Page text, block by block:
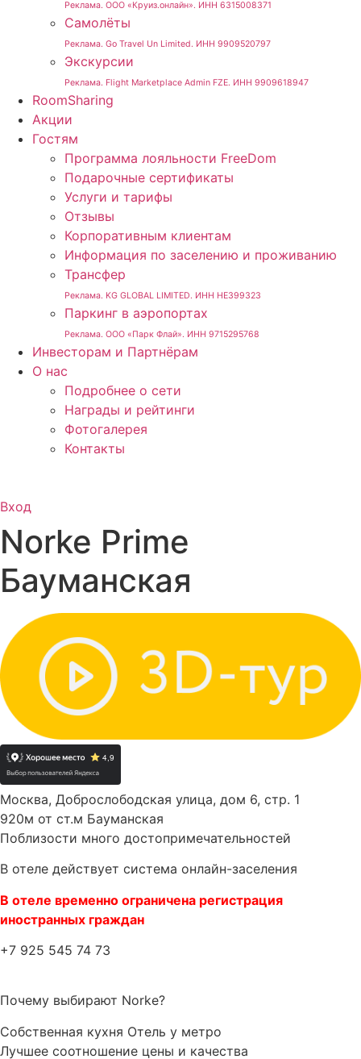
Реклама. ООО «Круиз.онлайн». ИНН 6315008371
Самолёты
Реклама. Go Travel Un Limited. ИНН 9909520797
Экскурсии
Реклама. Flight Marketplace Admin FZE. ИНН 9909618947
RoomSharing
Акции
Гостям
Программа лояльности FreeDom
Подарочные сертификаты
Услуги и тарифы
Отзывы
Корпоративным клиентам
Информация по заселению и проживанию
Трансфер
Реклама. KG GLOBAL LIMITED. ИНН HE399323
Паркинг в аэропортах
Реклама. ООО «Парк Флай». ИНН 9715295768
Инвесторам и Партнёрам
О нас
Подробнее о сети
Награды и рейтинги
Фотогалерея
Контакты
Вход
Norke Prime
Бауманская
Москва, Доброслободская улица, дом 6, стр. 1
920м от ст.м Бауманская
Поблизости много достопримечательностей
В отеле действует система онлайн-заселения
В отеле временно ограничена регистрация
иностранных граждан
+7 925 545 74 73
Почему выбирают Norke?
Собственная кухня Отель у метро
Лучшее соотношение цены и качества